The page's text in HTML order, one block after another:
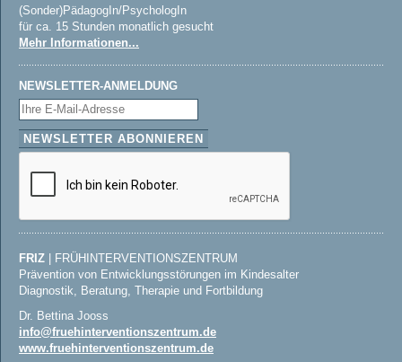
(Sonder)PädagogIn/PsychologIn
für ca. 15 Stunden monatlich gesucht
Mehr Informationen...
NEWSLETTER-ANMELDUNG
FRIZ
| FRÜHINTERVENTIONSZENTRUM
Prävention von Entwicklungsstörungen im Kindesalter
Diagnostik, Beratung, Therapie und Fortbildung
Dr. Bettina Jooss
info@fruehinterventionszentrum.de
www.fruehinterventionszentrum.de